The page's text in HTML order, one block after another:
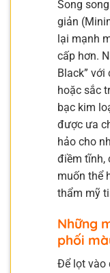
Song
giản
lại mạnh
cấp hơn.
Black”
hoặc sắc
bạc kim
được ưa
hảo cho
điềm tĩnh,
muốn thể
thẩm mỹ
Những
phối
Để lọt vào